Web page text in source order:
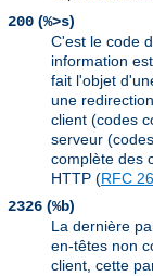
200 (%>s)
C'est le code
information
fait l'objet
une
client (codes
serveur
complète des
HTTP (RFC
2326 (%b)
La dernière
en-têtes non
client, cette